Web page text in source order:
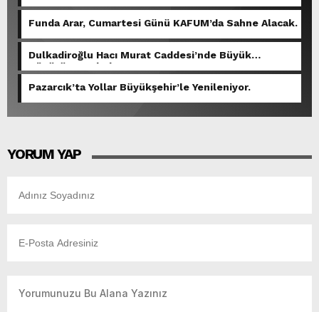
Funda Arar, Cumartesi Günü KAFUM’da Sahne Alacak.
Dulkadiroğlu Hacı Murat Caddesi’nde Büyük
Dönüşüm Başladı.
Pazarcık’ta Yollar Büyükşehir’le Yenileniyor.
YORUM YAP